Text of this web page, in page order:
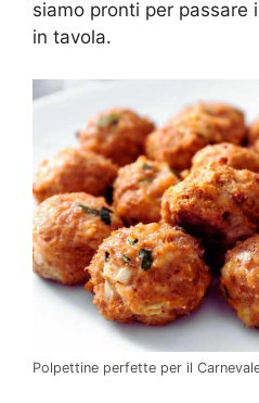
siamo pronti per passare
in tavola.
Polpettine perfette per il